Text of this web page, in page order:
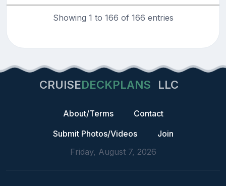
Showing 1 to 166 of 166 entries
CRUISEDECKPLANS LLC
About/Terms
Contact
Submit Photos/Videos
Join
Friday, August 7, 2026